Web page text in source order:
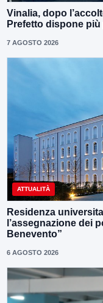
Vinalia, dopo
Prefetto dispone
7 AGOSTO 2026
ATTUALITÀ
Residenza
l’assegnazione dei
Benevento”
6 AGOSTO 2026